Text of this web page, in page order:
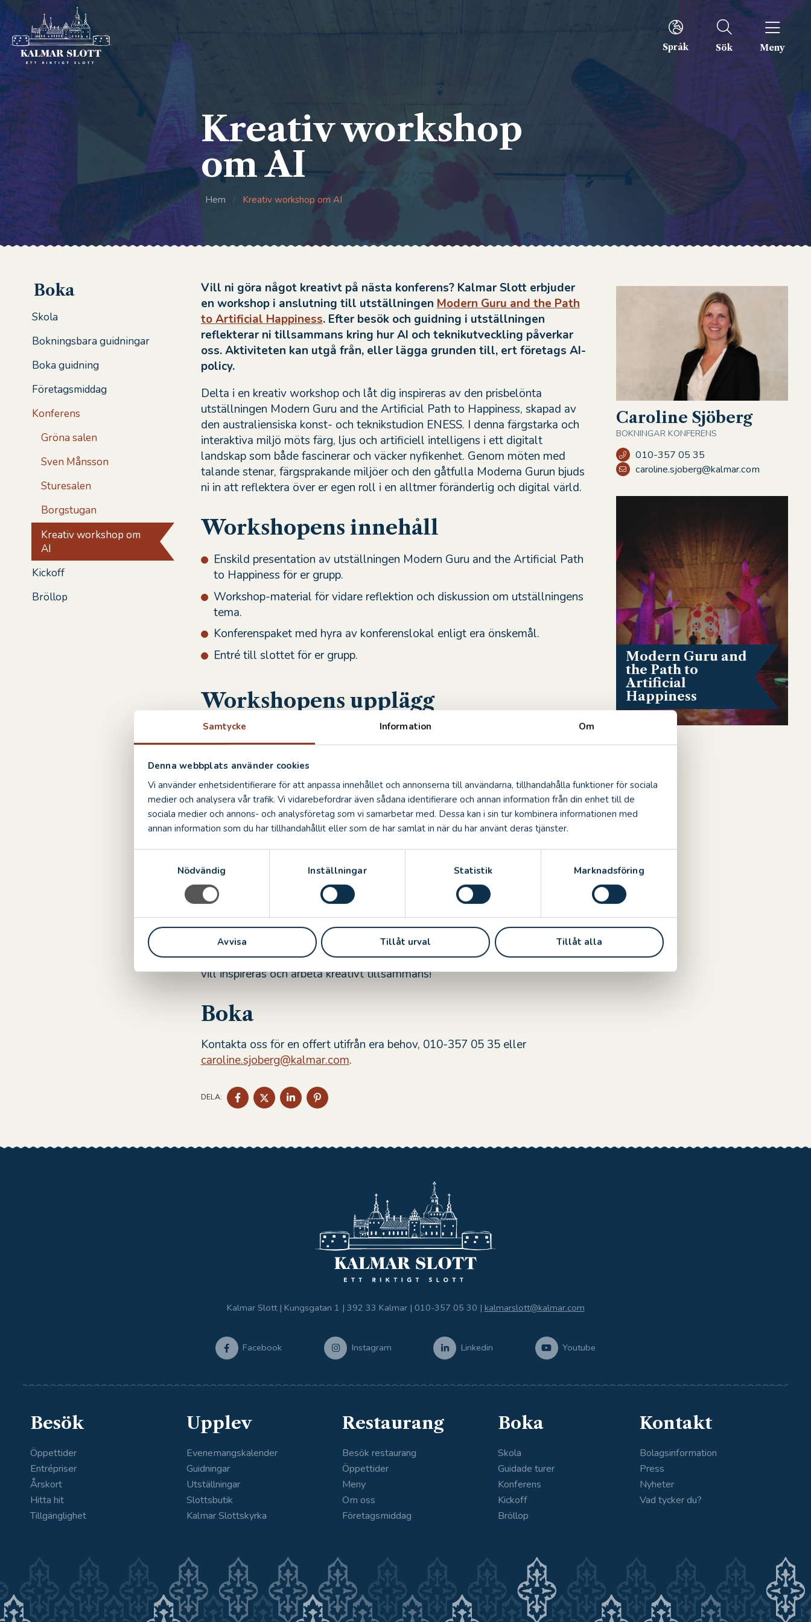
Samtycke Information Om
Denna webbplats använder cookies
Vi använder enhetsidentifierare för att anpassa innehållet och annonserna till användarna, tillhandahålla funktioner för sociala
medier och analysera vår trafik. Vi vidarebefordrar även sådana identifierare och annan information från din enhet till de
sociala medier och annons- och analysföretag som vi samarbetar med. Dessa kan i sin tur kombinera informationen med
annan information som du har tillhandahållit eller som de har samlat in när du har använt deras tjänster.
s
Nödvändig Inställningar Statistik Marknadsföring
Avvisa Tillåt urval Tillåt alla
Språk Sök Meny
Kreativ workshop
om AI
Hem / Kreativ workshop om AI
Boka
Skola
Bokningsbara guidningar
Boka guidning
Företagsmiddag
Konferens
Gröna salen
Sven Månsson
Sturesalen
Borgstugan
Kreativ workshop om
AI
Kickoff
Bröllop
Vill ni göra något kreativt på nästa konferens? Kalmar Slott erbjuder
en workshop i anslutning till utställningen Modern Guru and the Path
to Artificial Happiness. Efter besök och guidning i utställningen
reflekterar ni tillsammans kring hur AI och teknikutveckling påverkar
oss. Aktiviteten kan utgå från, eller lägga grunden till, ert företags AI-
policy.
Delta i en kreativ workshop och låt dig inspireras av den prisbelönta
utställningen Modern Guru and the Artificial Path to Happiness, skapad av
den australiensiska konst- och teknikstudion ENESS. I denna färgstarka och
interaktiva miljö möts färg, ljus och artificiell intelligens i ett digitalt
landskap som både fascinerar och väcker nyfikenhet. Genom möten med
talande stenar, färgsprakande miljöer och den gåtfulla Moderna Gurun bjuds
ni in att reflektera över er egen roll i en alltmer föränderlig och digital värld.
Workshopens innehåll
Enskild presentation av utställningen Modern Guru and the Artificial Path
to Happiness för er grupp.
Workshop-material för vidare reflektion och diskussion om utställningens
tema.
Konferenspaket med hyra av konferenslokal enligt era önskemål.
Entré till slottet för er grupp.
Workshopens upplägg
Tillsammans med en guide inleder ni med en 15 minuters presentation vilket
ger er nycklar till utställningens centrala teman och berättelser. Här
utforskas frågor om vår samtid:
– Hur påverkar AI och sociala medier våra liv?
– Hur förändras vår arbetssituation och kreativitet?
– Vad betyder vår syn på lycka i en allt mer digital värld?
Efter rundvandringen fortsätter arbetet i någon av våra konferenssalar, där ni
tillsammans fördjupar er i frågeställningar kopplade till konstverken.
Workshopens syfte är att skapa utrymme för samtal, reflektion och nya
perspektiv på hur teknikutvecklingen – och användningen av AI – påverkar
både individer och organisationer. Samtalen kan mycket väl ligga till grund
för företagets AI-policy.
Välkommen att ta del av en upplevelse som kombinerar kultur, teknik och
som väcker frågor samt bjuder in till nya perspektiv. Perfekt för grupper som
vill inspireras och arbeta kreativt tillsammans!
Boka
Kontakta oss för en offert utifrån era behov, 010-357 05 35 eller
caroline.sjoberg@kalmar.com.
DELA:
DELA
PÅ
FACEBOOK
DELA
PÅ
TWITTER
DELA
PÅ
LINKEDIN
DELA
PÅ
Caroline Sjöberg
BOKNINGAR KONFERENS
010-357 05 35
caroline.sjoberg@kalmar.com
Modern Guru and
the Path to
Artificial
Happiness
Kalmar Slott | Kungsgatan 1 | 392 33 Kalmar | 010-357 05 30 | kalmarslott@kalmar.com
Facebook Instagram Linkedin Youtube
Besök
Öppettider
Entrépriser
Årskort
Hitta hit
Tillgänglighet
Upplev
Evenemangskalender
Guidningar
Utställningar
Slottsbutik
Kalmar Slottskyrka
Restaurang
Besök restaurang
Öppettider
Meny
Om oss
Företagsmiddag
Boka
Skola
Guidade turer
Konferens
Kickoff
Bröllop
Kontakt
Bolagsinformation
Press
Nyheter
Vad tycker du?